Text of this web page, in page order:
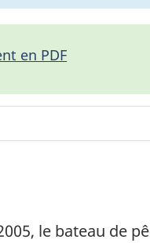
en PDF
le bateau de